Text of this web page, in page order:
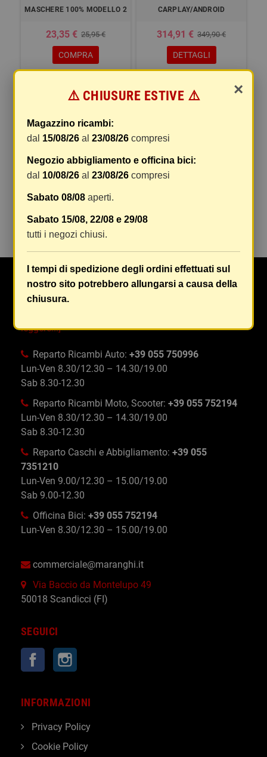
ACCESSORI
MASCHERE 100% MODELLO 2
23,35 € 25,95 €
COMPRA
CARPLAY/ANDROID
314,91 € 349,90 €
DETTAGLI
×
⚠️ CHIUSURE ESTIVE ⚠️
Magazzino ricambi:
dal 15/08/26 al23/08/26 compresi
Negozio abbigliamento e officina bici:
dal 10/08/26 al23/08/26 compresi
Sabato 08/08 aperti.
Sabato 15/08, 22/08 e 29/08
tutti i negozi chiusi.
I tempi di spedizione degli ordini effettuati sul
nostro sito potrebbero allungarsi a causa della
chiusura.
Da Oltre 50 anni Maranghi si occupa di ricambi e
accessori auto, moto, ciclo e abbigliamento specifico
leggere...]
Reparto Ricambi Auto: +39 055 750996
Lun-Ven 8.30/12.30 – 14.30/19.00
Sab 8.30-12.30
Reparto Ricambi Moto, Scooter: +39 055 752194
Lun-Ven 8.30/12.30 – 14.30/19.00
Sab 8.30-12.30
Reparto Caschi e Abbigliamento: +39 055
7351210
Lun-Ven 9.00/12.30 – 15.00/19.00
Sab 9.00-12.30
Officina Bici: +39 055 752194
Lun-Ven 8.30/12.30 – 15.00/19.00
commerciale@maranghi.it
Via Baccio da Montelupo 49
50018 Scandicci (FI)
SEGUICI
Facebook
INFORMAZIONI
Privacy Policy
Cookie Policy